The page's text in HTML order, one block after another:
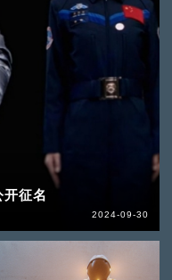
征名
2024-09-30